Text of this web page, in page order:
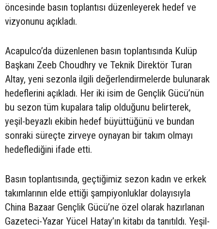
öncesinde basın toplantısı düzenleyerek hedef ve
vizyonunu açıkladı.
Acapulco’da düzenlenen basın toplantısında Kulüp
Başkanı Zeeb Choudhry ve Teknik Direktör Turan
Altay, yeni sezonla ilgili değerlendirmelerde bulunarak
hedeflerini açıkladı. Her iki isim de Gençlik Gücü’nün
bu sezon tüm kupalara talip olduğunu belirterek,
yeşil-beyazlı ekibin hedef büyüttüğünü ve bundan
sonraki süreçte zirveye oynayan bir takım olmayı
hedeflediğini ifade etti.
Basın toplantısında, geçtiğimiz sezon kadın ve erkek
takımlarının elde ettiği şampiyonluklar dolayısıyla
China Bazaar Gençlik Gücü’ne özel olarak hazırlanan
Gazeteci-Yazar Yücel Hatay’ın kitabı da tanıtıldı. Yeşil-